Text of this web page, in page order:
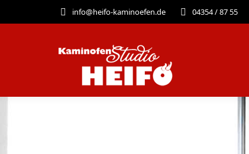
info@heifo-kaminoefen.de 04354 / 87 55